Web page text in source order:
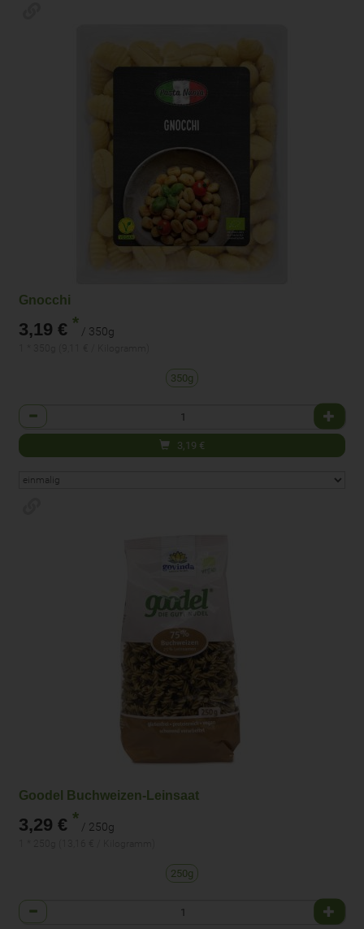
Gnocchi
3,19 € * / 350g
350g
Anzahl
3,19 €
Goodel Buchweizen-Leinsaat
3,29 € * / 250g
250g
Anzahl